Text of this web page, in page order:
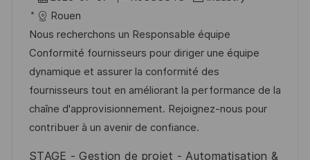
f
f
t
h
t a
t
u
m
d
e
r
b
-
I
D
t
e
g
o
r
i
Rouen
Nous recherchons un Responsable équipe
Conformité fournisseurs pour diriger une équipe
dynamique et assurer la conformité des
fournisseurs tout en améliorant la performance de la
chaîne d'approvisionnement. Rejoignez-nous pour
contribuer à un avenir de confiance.
STAGE - Gestion de projet - Automatisation &